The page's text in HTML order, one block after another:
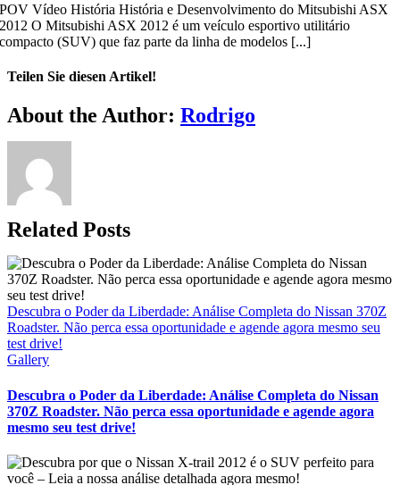
POV Vídeo História História e Desenvolvimento do Mitsubishi ASX
2012 O Mitsubishi ASX 2012 é um veículo esportivo utilitário
compacto (SUV) que faz parte da linha de modelos [...]
Teilen Sie diesen Artikel!
Facebook
Twitter
Reddit
LinkedIn
WhatsApp
Telegram
Tumblr
Pinterest
Vk
Xing
Email
About the Author: Rodrigo
Related Posts
Descubra o Poder da Liberdade: Análise Completa do Nissan 370Z
Roadster. Não perca essa oportunidade e agende agora mesmo seu
test drive!
Gallery
Descubra o Poder da Liberdade: Análise Completa do Nissan
370Z Roadster. Não perca essa oportunidade e agende agora
mesmo seu test drive!